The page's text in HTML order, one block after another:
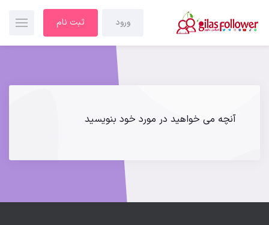
ورود ثبت نام
آنچه می خواهید در مورد خود بنویسید